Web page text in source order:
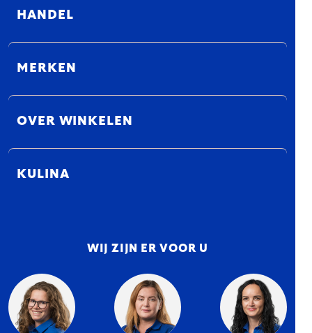
HANDEL
MERKEN
OVER WINKELEN
KULINA
WIJ ZIJN ER VOOR U